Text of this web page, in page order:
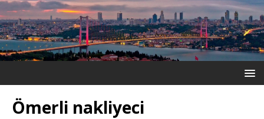
Ömerli nakliyeci